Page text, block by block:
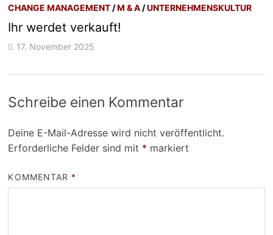
CHANGE MANAGEMENT /M & A /UNTERNEHMENSKULTUR
Ihr werdet verkauft!
17. November 2025
Schreibe einen Kommentar
Deine E-Mail-Adresse wird nicht veröffentlicht.
Erforderliche Felder sind mit * markiert
KOMMENTAR *